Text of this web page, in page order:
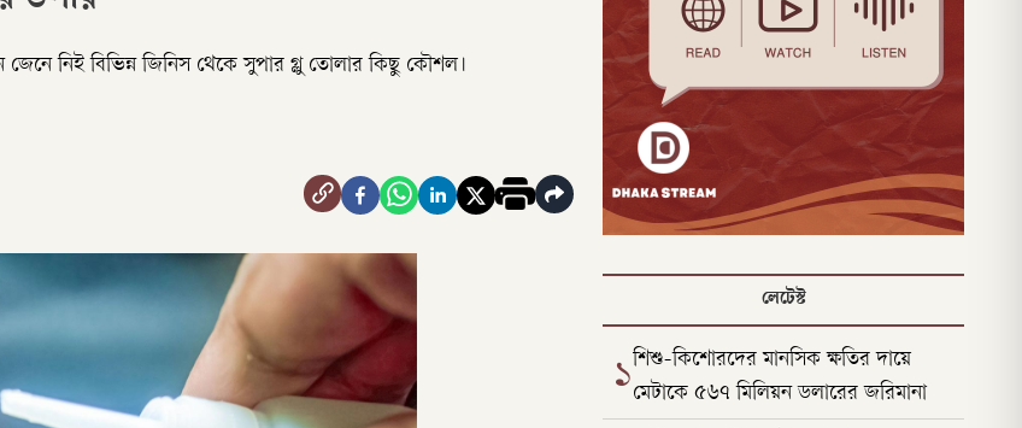
নিই বিভিন্ন জিনিস থেকে সুপার গ্লু তোলার কিছু কৌশল।
লেটেস্ট
১শিশু-কিশোরদের মানসিক ক্ষতির দায়ে
মেটাকে ৫৬৭ মিলিয়ন ডলারের জরিমানা